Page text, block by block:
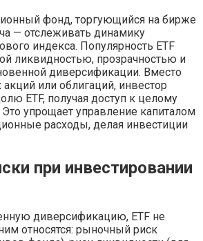
фонд, торгующийся на бирже
— отслеживать динамику
индекса. Популярность ETF
ликвидностью, прозрачностью и
диверсификации. Вместо
или облигаций, инвестор
ETF, получая доступ к целому
упрощает управление капиталом
расходы, делая инвестиции
при инвестировании
диверсификацию, ETF не
относятся: рыночный риск